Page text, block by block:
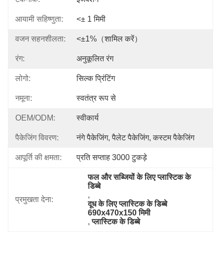
आयामी सहिष्णुता: <± 1 मिमी
वजन सहनशीलता: <±1%（शामिल करें）
रंग: अनुकूलित रंग
लोगो: सिल्क प्रिंटिंग
नमूना: स्वतंत्र रूप से
OEM/ODM: स्वीकार्य
पैकेजिंग विवरण: नंगे पैकेजिंग, पैलेट पैकेजिंग, कस्टम पैकेजिंग
आपूर्ति की क्षमता: प्रति सप्ताह 3000 टुकड़े
प्रमुखता देना:
फल और सब्जियों के लिए प्लास्टिक के
डिब्बे
,
दूध के लिए प्लास्टिक के डिब्बे
690x470x150 मिमी
, प्लास्टिक के डिब्बे